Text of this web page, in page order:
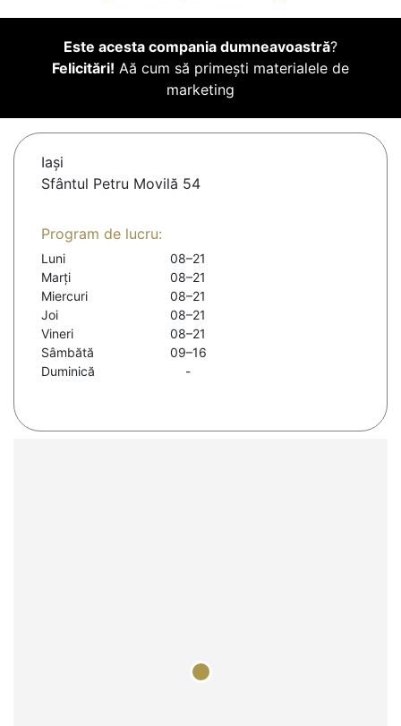
Este acesta compania dumneavoastră?
Felicitări! Aă cum să primești materialele de
marketing
Iaşi
Sfântul Petru Movilă 54
Program de lucru:
Luni
08–21
Marți
08–21
Miercuri
08–21
Joi
08–21
Vineri
08–21
Sâmbătă
09–16
Duminică
-